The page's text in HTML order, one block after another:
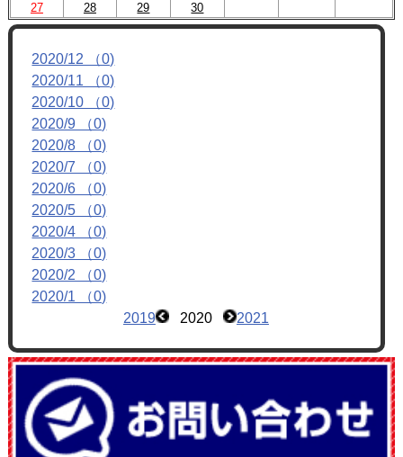
チーム紹介
27
28 29 30
2020/12 （0)
2020/11 （0)
2020/10 （0)
2020/9 （0)
2020/8 （0)
2020/7 （0)
2020/6 （0)
2020/5 （0)
2020/4 （0)
2020/3 （0)
2020/2 （0)
2020/1 （0)
2019
2020 2021